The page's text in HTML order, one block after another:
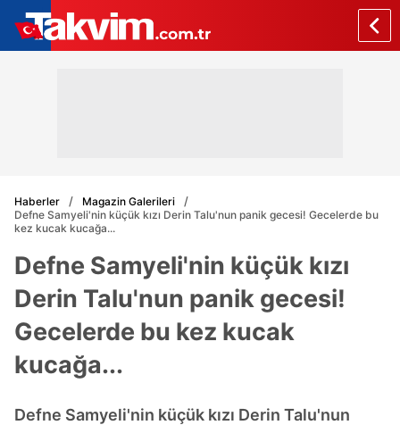
Haberler
Magazin Galerileri
Defne Samyeli'nin küçük kızı Derin Talu'nun panik gecesi! Gecelerde bu
kez kucak kucağa...
Defne Samyeli'nin küçük kızı
Derin Talu'nun panik gecesi!
Gecelerde bu kez kucak
kucağa...
Defne Samyeli'nin küçük kızı Derin Talu'nun